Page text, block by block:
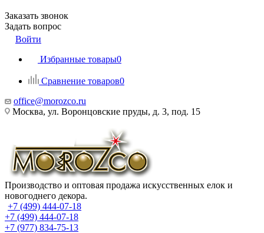
Заказать звонок
Задать вопрос
Войти
Избранные товары0
Сравнение товаров0
office@morozco.ru
Москва, ул. Воронцовские пруды, д. 3, под. 15
Производство и оптовая продажа искусственных елок и
новогоднего декора.
+7 (499) 444-07-18
+7 (499) 444-07-18
+7 (977) 834-75-13